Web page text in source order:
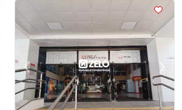
<
‹Previous ›Next